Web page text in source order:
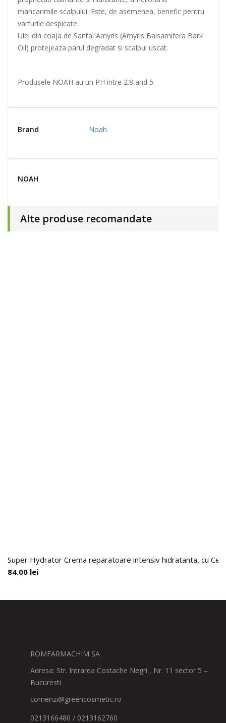
mancarimile scalpului. Este, de asemenea, benefic pentru
varfurile despicate.
Ulei din coaja de Santal Amyris (Amyris Balsamifera Bark
Oil) protejeaza parul degradat si scalpul uscat.
Produsele NOAH au un PH intre 2.8 and 5.
Brand Noah
NOAH
Alte produse recomandate
Super Hydrator Crema reparatoare intensiv hidratanta, cu
84.00 lei
ROMFARMACHIM SA
Adresa: Str. Intrarea Costache Negri , Nr. 11 sector 5 –
Bucuresti
comenzi@greencosmetic.ro
0213166480 / 0213162760